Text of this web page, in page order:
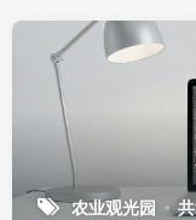
农业观光园